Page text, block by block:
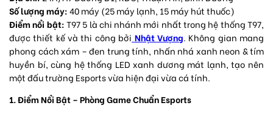
Số lượng máy:40 máy (25 máy lạnh, 15 máy hút thuốc)
Điểm nổi bật:T97 5 là chi nhánh mới nhất trong hệ thống T97,
được thiết kế và thi công bởi Nhật Vượng. Không gian mang
phong cách xám – đen trung tính, nhấn nhá xanh neon & tím
huyền bí, cùng hệ thống LED xanh dương mát lạnh, tạo nên
một đấu trường Esports vừa hiện đại vừa cá tính.
1. Điểm Nổi Bật – Phòng Game Chuẩn Esports